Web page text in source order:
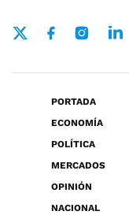
PORTADA
ECONOMÍA
POLÍTICA
MERCADOS
OPINIÓN
NACIONAL